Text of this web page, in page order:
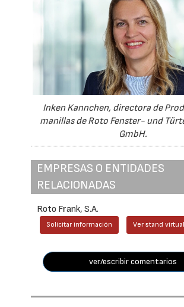
Inken Kannchen, directora de
manillas de Roto Fenster- und
GmbH.
EMPRESAS O ENTIDADES
RELACIONADAS
Roto Frank, S.A.
Solicitar información Ver stand virtual
ver/escribir comentarios